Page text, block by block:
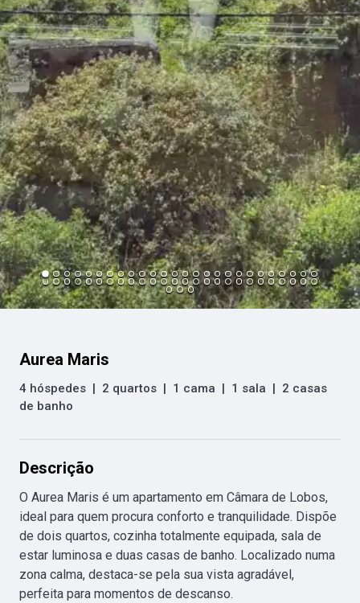
Aurea Maris
4 hóspedes | 2 quartos | 1 cama | 1 sala | 2 casas
de banho
Descrição
O Aurea Maris é um apartamento em Câmara de Lobos,
ideal para quem procura conforto e tranquilidade. Dispõe
de dois quartos, cozinha totalmente equipada, sala de
estar luminosa e duas casas de banho. Localizado numa
zona calma, destaca-se pela sua vista agradável,
perfeita para momentos de descanso.